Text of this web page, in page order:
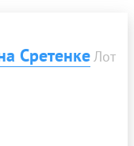
СретенкеЛот